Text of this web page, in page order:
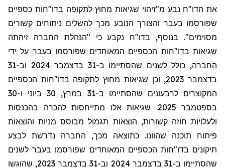
את הדו"ח נבע מ"זיהוי שגיאות מחוץ לתקופה בדו"חות כספיים
שפורסמו בעבר והצורך הנובע מכך להשלים ניתוחים קשורים
מסוימים". בנוסף, בדו"ח נקבע כי "הנהלת החברה זיהתה
שגיאות בדו"חות הכספיים המאוחדים שפורסמו בעבר על ידי
החברה, כולל לשנים שהסתיימו ב-31 בדצמבר 2024 וב-31
בדצמבר 2023, וכן שגיאות מחוץ לתקופה בדו
"חות הכספיים
המקוצרים לרבעונים שהסתיימו ב-31 במרץ, 30 ביוני ו-30
בספטמבר 2025. שגיאות אלו מתייחסות להכרה בהכנסות
ולעלויות חוזה קשורות, הוצאות תגמול מבוסס מניות והוצאות
פיתוח תוכנה שהוונו. כתוצאה מכך, החברה נדרשת לבצע
תיקונים בדו"חות הכספיים המאוחדים שפורסמו בעבר לשנים
שהסתיימו ב-31 בדצמבר 2024 וב-31 בדצמבר 2023, שהוגשו